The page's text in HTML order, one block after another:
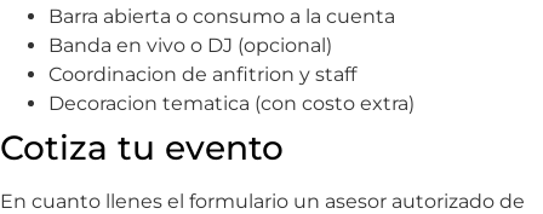
Barra abierta o consumo a la cuenta
Banda en vivo o DJ (opcional)
Coordinacion de anfitrion y staff
Decoracion tematica (con costo extra)
Cotiza tu evento
En cuanto llenes el formulario un asesor autorizado de